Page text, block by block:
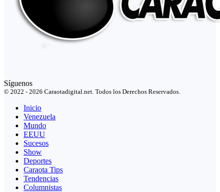
Síguenos
© 2022 - 2026 Caraotadigital.net. Todos los Derechos Reservados.
Inicio
Venezuela
Mundo
EEUU
Sucesos
Show
Deportes
Caraota Tips
Tendencias
Columnistas